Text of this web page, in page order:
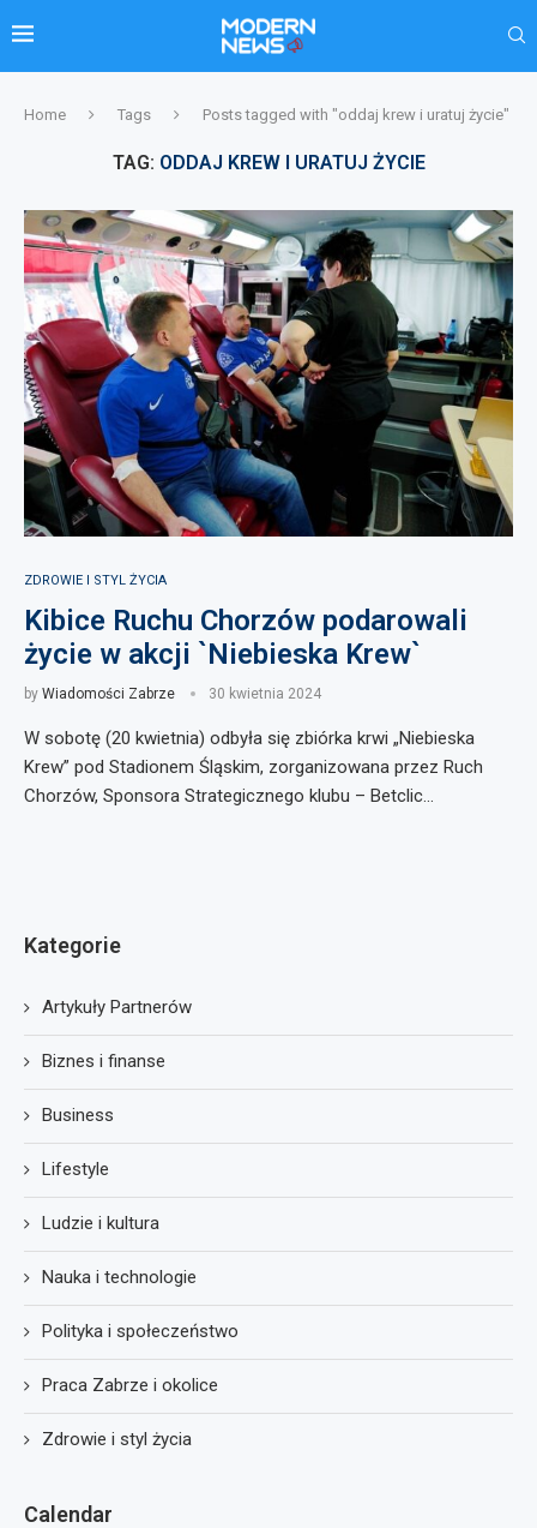
Home Tags Posts tagged with "oddaj krew i uratuj życie"
TAG: ODDAJ KREW I URATUJ ŻYCIE
ZDROWIE I STYL ŻYCIA
Kibice Ruchu Chorzów podarowali
życie w akcji `Niebieska Krew`
by Wiadomości Zabrze 30 kwietnia 2024
W sobotę (20 kwietnia) odbyła się zbiórka krwi „Niebieska
Krew” pod Stadionem Śląskim, zorganizowana przez Ruch
Chorzów, Sponsora Strategicznego klubu – Betclic…
Kategorie
Artykuły Partnerów
Biznes i finanse
Business
Lifestyle
Ludzie i kultura
Nauka i technologie
Polityka i społeczeństwo
Praca Zabrze i okolice
Zdrowie i styl życia
Calendar